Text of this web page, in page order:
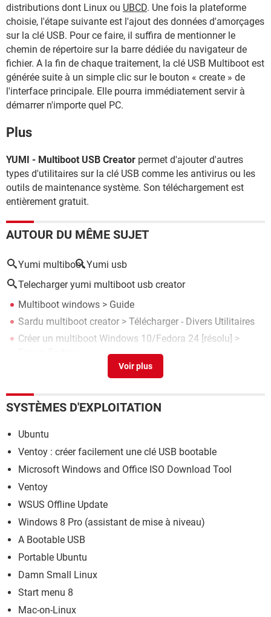
distributions dont Linux ou UBCD. Une fois la plateforme
choisie, l'étape suivante est l'ajout des données d'amorçages
sur la clé USB. Pour ce faire, il suffira de mentionner le
chemin de répertoire sur la barre dédiée du navigateur de
fichier. A la fin de chaque traitement, la clé USB Multiboot est
générée suite à un simple clic sur le bouton « create » de
l'interface principale. Elle pourra immédiatement servir à
démarrer n'importe quel PC.
Plus
YUMI - Multiboot USB Creator permet d'ajouter d'autres
types d'utilitaires sur la clé USB comme les antivirus ou les
outils de maintenance système. Son téléchargement est
entièrement gratuit.
AUTOUR DU MÊME SUJET
Yumi multiboot Yumi usb
Telecharger yumi multiboot usb creator
Multiboot windows > Guide
Sardu multiboot creator > Télécharger - Divers Utilitaires
Créer un multiboot Windows 10/Fedora 24 [résolu] >
Comment créer une clé usb multiboot contenant plusieurs
Faire un multiboot 98, XP et Win7>
95/98
SYSTÈMES D'EXPLOITATION
Ubuntu
Ventoy : créer facilement une clé USB bootable
Microsoft Windows and Office ISO Download Tool
Ventoy
WSUS Offline Update
Windows 8 Pro (assistant de mise à niveau)
A Bootable USB
Portable Ubuntu
Damn Small Linux
Start menu 8
Mac-on-Linux